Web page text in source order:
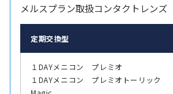
メルスプラン取扱コンタクトレンズ
定期交換型
１DAYメニコン プレミオ
１DAYメニコン プレミオトーリック